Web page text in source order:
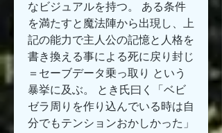
なビジュアルを持つ。 ある条件
を満たすと魔法陣から出現し、上
記の能力で主人公の記憶と人格を
書き換える事による死に戻り封じ
＝セーブデータ乗っ取り という
暴挙に及ぶ。 とき氏曰く「ベビ
ゼラ周りを作り込んでいる時は自
分でもテンションおかしかった」